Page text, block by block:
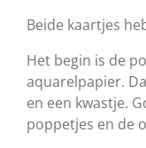
Beide kaartjes
Het begin is de
aquarelpapier.
en een kwastje.
poppetjes en de